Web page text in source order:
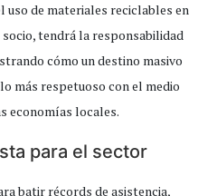
uso de materiales reciclables en
tendrá la responsabilidad
cómo un destino masivo
más respetuoso con el medio
economías locales.
para el sector
batir récords de asistencia,